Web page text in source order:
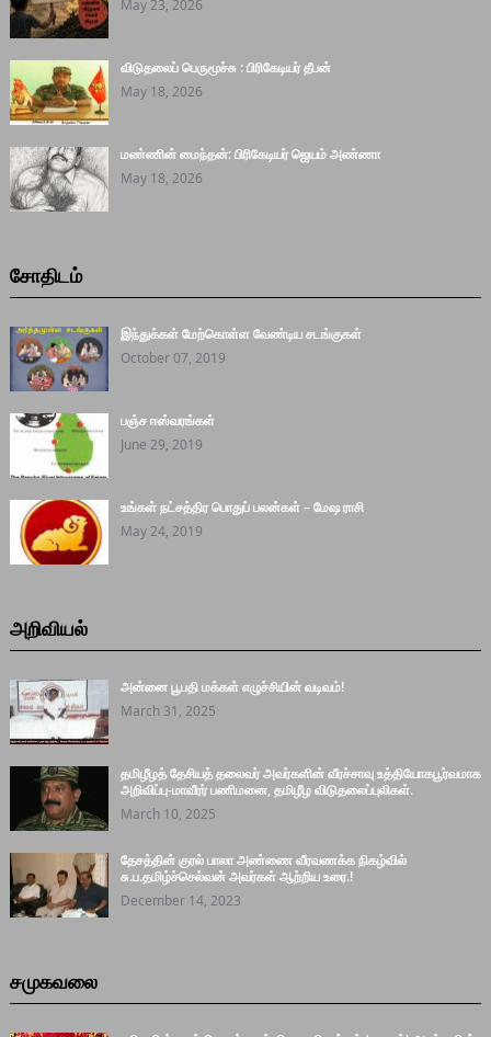
May 23, 2026
விடுதலைப் பெருமூச்சு : பிரிகேடியர் தீபன்
May 18, 2026
மண்ணின் மைந்தன்: பிரிகேடியர் ஜெயம் அண்ணா
May 18, 2026
சோதிடம்
இந்துக்கள் மேற்கொள்ள வேண்டிய சடங்குகள்
October 07, 2019
பஞ்ச ஈஸ்வரங்கள்
June 29, 2019
உங்கள் நட்சத்திர பொதுப் பலன்கள் – மேஷ ராசி
May 24, 2019
அறிவியல்
அன்னை பூபதி மக்கள் எழுச்சியின் வடிவம்!
March 31, 2025
தமிழீழத் தேசியத் தலைவர் அவர்களின் வீரச்சாவு உத்தியோகபூர்வமாக
அறிவிப்பு-மாவீரர் பணிமனை, தமிழீழ விடுதலைப்புலிகள்.
March 10, 2025
தேசத்தின் குரல் பாலா அண்ணை வீரவணக்க நிகழ்வில்
சு.ப.தமிழ்ச்செல்வன் அவர்கள் ஆற்றிய உரை.!
December 14, 2023
சமுகவலை